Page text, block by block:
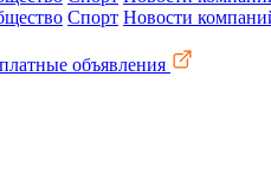
Спорт Новости
объявления